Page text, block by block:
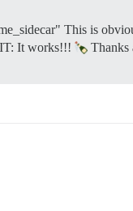
This is
It works!!!
Thanks